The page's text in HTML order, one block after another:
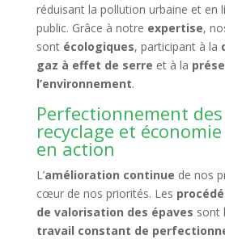
réduisant la pollution urbaine et en
public. Grâce à notre expertise,
sont écologiques, participant à la
gaz à effet de serre et à la
l’environnement.
Perfectionnement
recyclage et
en action
L’amélioration continue de nos
cœur de nos priorités. Les
de valorisation des épaves sont
travail constant de